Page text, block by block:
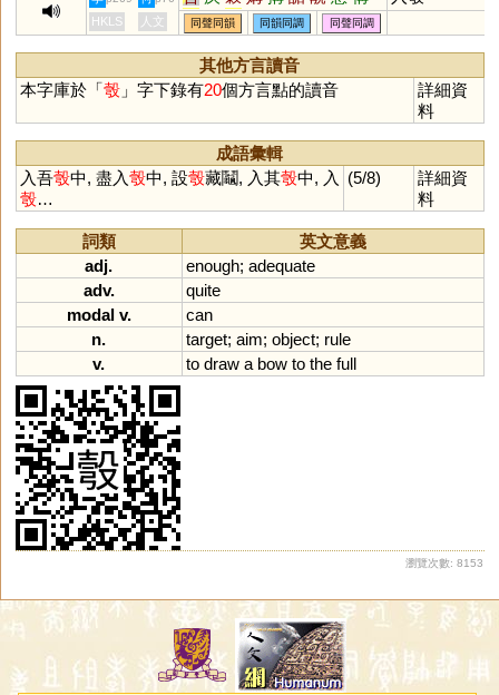
冓 姤 遘 雊
HKLS 人文 同聲同韻 同韻同調 同聲同調
其他方言讀音
本字庫於「彀」字下錄有20個方言點的讀音
詳細資
料
成語彙輯
入吾彀中, 盡入彀中, 設彀藏鬮, 入其彀中, 入
彀…
(5/8)
詳細資
料
詞類
英文意義
adj.
enough; adequate
adv.
quite
modal v.
can
n.
target; aim; object; rule
v.
to draw a bow to the full
瀏覽次數: 8153